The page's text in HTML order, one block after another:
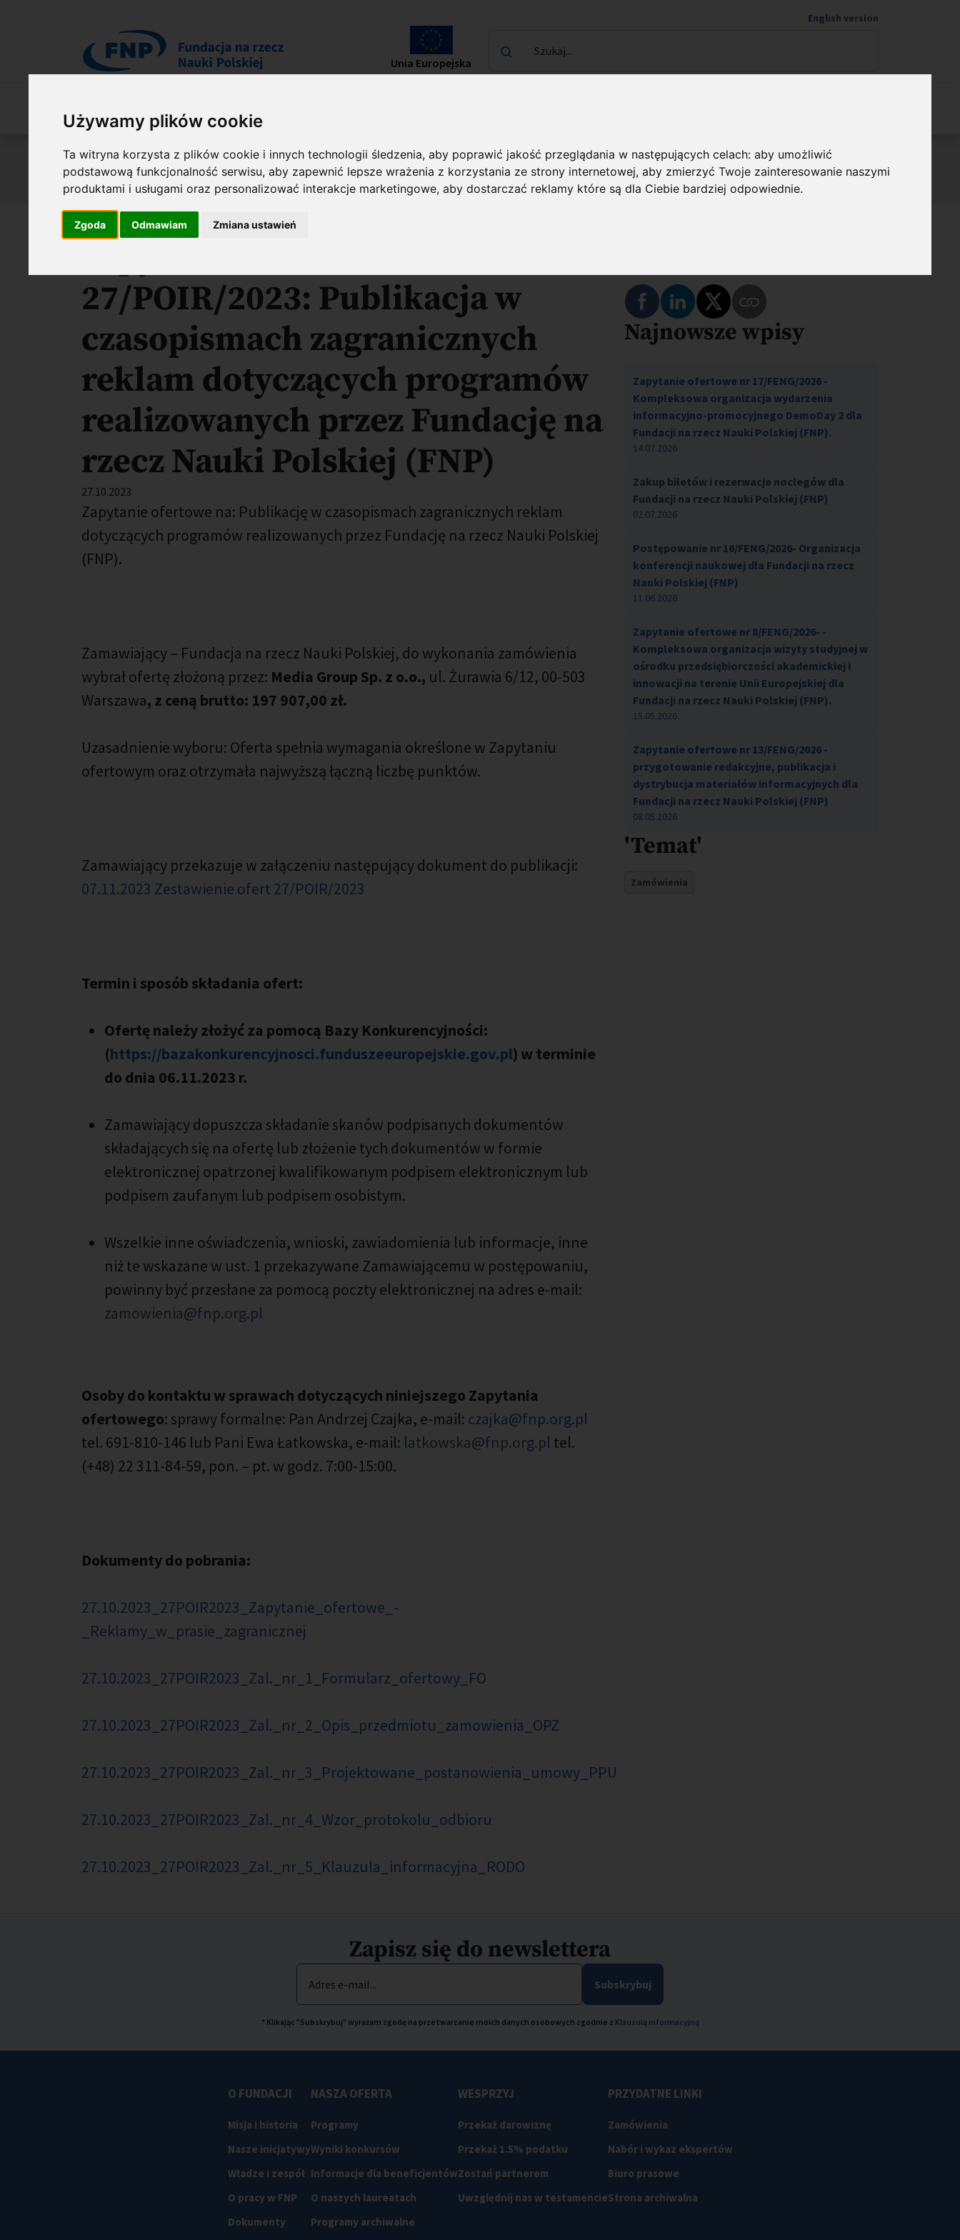
Używamy plików cookie
Ta witryna korzysta z plików cookie i innych technologii śledzenia, aby poprawić jakość przeglądania w następujących celach:aby umożliwić
podstawową funkcjonalność serwisu,aby zapewnić lepsze wrażenia z korzystania ze strony internetowej,aby zmierzyć Twoje zainteresowanie naszymi
produktami i usługami oraz personalizować interakcje marketingowe,aby dostarczać reklamy które są dla Ciebie bardziej odpowiednie.
Zgoda Odmawiam Zmiana ustawień
Unia Europejska
English version
Szukaj...
Jesteś tutaj:
Zamówienia udzielane w ramach projektów finansowanych z Funduszy Strukturalnych UE
Zapytanie ofertowe nr 27/POIR/2023: Publikacja w czasopismach zagranicznych reklam dotyczących programów realizowanych przez Fundację na rzecz Nauki
Polskiej (FNP)
27/POIR/2023: Publikacja w
czasopismach zagranicznych
reklam dotyczących programów
realizowanych przez Fundację na
rzecz Nauki Polskiej (FNP)
Opublikowano: %s
27.10.2023
Zapytanie ofertowe na: Publikację w czasopismach zagranicznych reklam
dotyczących programów realizowanych przez Fundację na rzecz Nauki Polskiej
(FNP).
Zamawiający – Fundacja na rzecz Nauki Polskiej, do wykonania zamówienia
wybrał ofertę złożoną przez: Media Group Sp. z o.o., ul. Żurawia 6/12, 00-503
Warszawa, z ceną brutto: 197 907,00 zł.
Uzasadnienie wyboru: Oferta spełnia wymagania określone w Zapytaniu
ofertowym oraz otrzymała najwyższą łączną liczbę punktów.
Zamawiający przekazuje w załączeniu następujący dokument do publikacji:
07.11.2023 Zestawienie ofert 27/POIR/2023
Termin i sposób składania ofert:
Ofertę należy złożyć za pomocą Bazy Konkurencyjności:
(https://bazakonkurencyjnosci.funduszeeuropejskie.gov.pl) w terminie
do dnia 06.11.2023 r.
Zamawiający dopuszcza składanie skanów podpisanych dokumentów
składających się na ofertę lub złożenie tych dokumentów w formie
elektronicznej opatrzonej kwalifikowanym podpisem elektronicznym lub
podpisem zaufanym lub podpisem osobistym.
Wszelkie inne oświadczenia, wnioski, zawiadomienia lub informacje, inne
niż te wskazane w ust. 1 przekazywane Zamawiającemu w postępowaniu,
powinny być przesłane za pomocą poczty elektronicznej na adres e-mail:
zamowienia@fnp.org.pl
Osoby do kontaktu w sprawach dotyczących niniejszego Zapytania
ofertowego: sprawy formalne: Pan Andrzej Czajka, e-mail: czajka@fnp.org.pl
tel. 691-810-146 lub Pani Ewa Łatkowska, e-mail: latkowska@fnp.org.pl tel.
(+48) 22 311-84-59, pon. – pt. w godz. 7:00-15:00.
Dokumenty do pobrania:
27.10.2023_27POIR2023_Zapytanie_ofertowe_-
_Reklamy_w_prasie_zagranicznej
27.10.2023_27POIR2023_Zal._nr_1_Formularz_ofertowy_FO
27.10.2023_27POIR2023_Zal._nr_2_Opis_przedmiotu_zamowienia_OPZ
27.10.2023_27POIR2023_Zal._nr_3_Projektowane_postanowienia_umowy_PPU
27.10.2023_27POIR2023_Zal._nr_4_Wzor_protokolu_odbioru
27.10.2023_27POIR2023_Zal._nr_5_Klauzula_informacyjna_RODO
Najnowsze wpisy
Zapytanie ofertowe nr 17/FENG/2026 -
Kompleksowa organizacja wydarzenia
informacyjno-promocyjnego DemoDay 2 dla
Fundacji na rzecz Nauki Polskiej (FNP).
14.07.2026
Zakup biletów i rezerwacje noclegów dla
Fundacji na rzecz Nauki Polskiej (FNP)
02.07.2026
Postępowanie nr 16/FENG/2026- Organizacja
konferencji naukowej dla Fundacji na rzecz
Nauki Polskiej (FNP)
11.06.2026
Zapytanie ofertowe nr 8/FENG/2026- -
Kompleksowa organizacja wizyty studyjnej w
ośrodku przedsiębiorczości akademickiej i
innowacji na terenie Unii Europejskiej dla
Fundacji na rzecz Nauki Polskiej (FNP).
15.05.2026
Zapytanie ofertowe nr 13/FENG/2026 -
przygotowanie redakcyjne, publikacja i
dystrybucja materiałów informacyjnych dla
Fundacji na rzecz Nauki Polskiej (FNP)
08.05.2026
'Temat'
Zamówienia
Zapisz się do newslettera
Adres e-mail... Subskrybuj
* Klikając "Subskrybuj" wyrażam zgodę na przetwarzanie moich danych osobowych zgodnie z Klauzulą informacyjną
O FUNDACJI
Misja i historia
Nasze inicjatywy
Władze i zespół
O pracy w FNP
Dokumenty
NASZA OFERTA
Programy
Wyniki konkursów
Informacje dla beneficjentów
O naszych laureatach
Programy archiwalne
WESPRZYJ
Przekaż darowiznę
Przekaż 1.5% podatku
Zostań partnerem
Uwzględnij nas w testamencie
PRZYDATNE LINKI
Zamówienia
Nabór i wykaz ekspertów
Biuro prasowe
Strona archiwalna